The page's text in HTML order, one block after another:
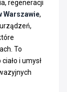
regeneracji
Warszawie,
To
i umysł